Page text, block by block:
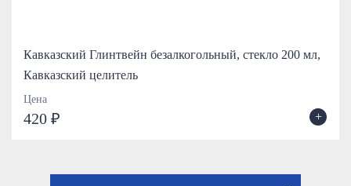
Кавказский Глинтвейн безалкогольный, стекло 200 мл,
Кавказский целитель
Цена
420 ₽ +